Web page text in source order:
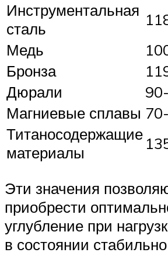
Инструментальная
сталь
Медь
Бронза
Дюрали
Магниевые сплавы
Титаносодержащие
материалы
Эти значения
приобрести
углубление при
в состоянии стабильно